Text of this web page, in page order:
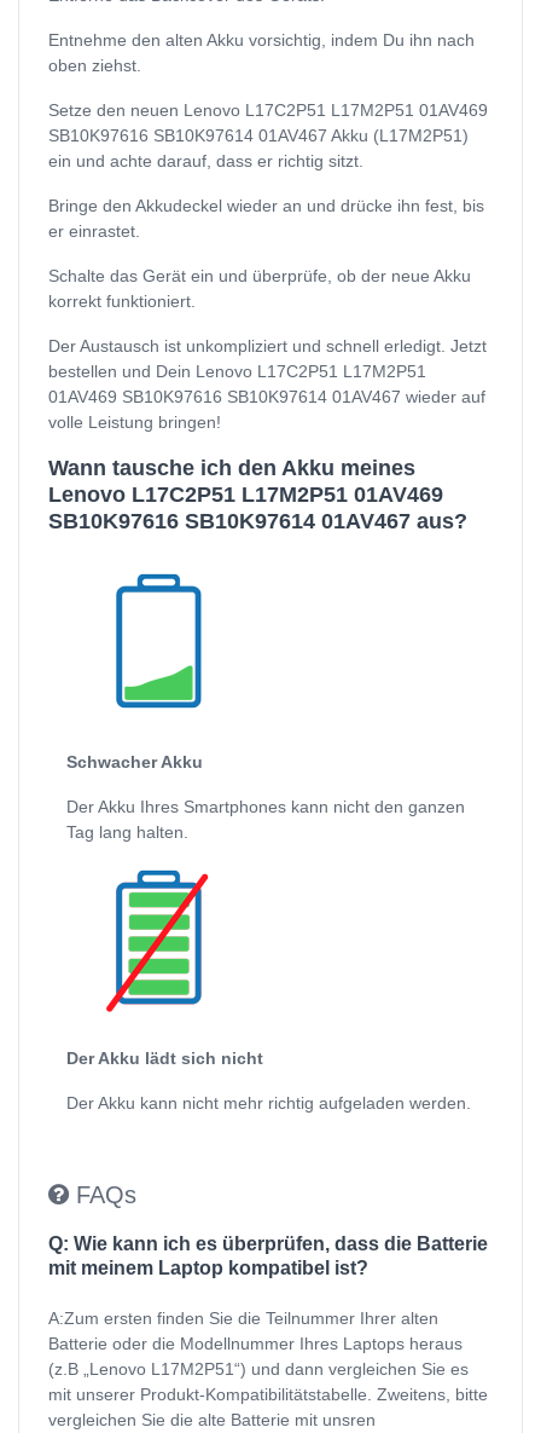
Entnehme den alten Akku vorsichtig, indem Du ihn nach
oben ziehst.
Setze den neuen Lenovo L17C2P51 L17M2P51 01AV469
SB10K97616 SB10K97614 01AV467 Akku (L17M2P51)
ein und achte darauf, dass er richtig sitzt.
Bringe den Akkudeckel wieder an und drücke ihn fest, bis
er einrastet.
Schalte das Gerät ein und überprüfe, ob der neue Akku
korrekt funktioniert.
Der Austausch ist unkompliziert und schnell erledigt. Jetzt
bestellen und Dein Lenovo L17C2P51 L17M2P51
01AV469 SB10K97616 SB10K97614 01AV467 wieder auf
volle Leistung bringen!
Wann tausche ich den Akku meines
Lenovo L17C2P51 L17M2P51 01AV469
SB10K97616 SB10K97614 01AV467 aus?
Schwacher Akku
Der Akku Ihres Smartphones kann nicht den ganzen
Tag lang halten.
Der Akku lädt sich nicht
Der Akku kann nicht mehr richtig aufgeladen werden.
FAQs
Q: Wie kann ich es überprüfen, dass die Batterie
mit meinem Laptop kompatibel ist?
A:Zum ersten finden Sie die Teilnummer Ihrer alten
Batterie oder die Modellnummer Ihres Laptops heraus
(z.B „Lenovo L17M2P51“) und dann vergleichen Sie es
mit unserer Produkt-Kompatibilitätstabelle. Zweitens, bitte
vergleichen Sie die alte Batterie mit unsren